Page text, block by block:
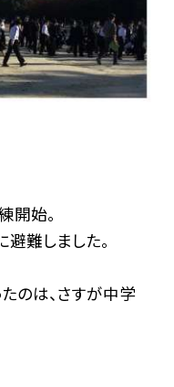
開始。
難しました。
のは、さすが中学